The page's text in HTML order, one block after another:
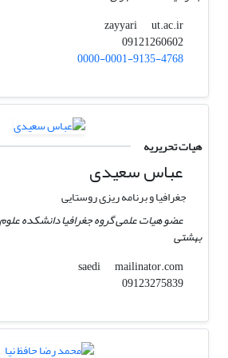
zayyari
ut.ac.ir
09121260602
0000-0001-9135-4768
هیات تحریریه
عباس سعیدی
جغرافیا و برنامه ریزی روستایی
عضو هیات علمی گروه جغرافیا دانشکده
بهشتی
saedi
mailinator.com
09123275839